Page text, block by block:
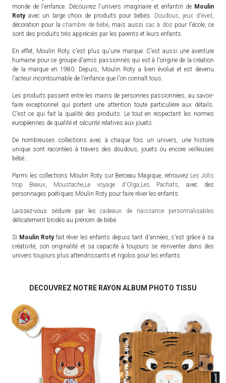
monde de l'enfance. Découvrez l'univers imaginaire et enfantin de Moulin
Rotyavec un large choix de produits pour bébés. Doudous jeux d'éveil
décoration pour lachambre de bébé, mais aussi sac à dos pour l'école, ce
sont des produits très appréciés par les parents et leurs enfants.
En effet, Moulin Roty, c'est plus qu'une marque. C'est aussi une aventure
humaine pour ce groupe d'amis passionnés qui est à l'origine de la création
de la marque en 1980. Depuis, Moulin Roty a bien évolué et est devenu
l'acteur incontournable de l'enfance que l'on connaît tous.
Les produits passent entre les mains de personnes passionnées, au savoir-
faire exceptionnel qui portent une attention toute particulière aux détails.
C'est ce qui fait la qualité des produits. Le tout en respectant les normes
européennes de qualité et sécurité relatives aux jouets.
De nombreuses collections avec à chaque fois un univers, une histoire
unique sont racontées à travers des doudous, jouets ou encore veilleuses
bébé...
Parmi les collections Moulin Roty sur Berceau Magique, retrouvez Les Jolis
trop Beaux
Moustache Le voyage d'Olga Les Pachats , avec des
personnages poétiques Moulin Roty pour faire rêver les enfants.
Laissez-vous séduire par lescadeaux de naissance personnalisables
délicatement brodés au prénom de bébé.
Si Moulin Rotyfait rêver les enfants depuis tant d'années, c'est grâce à sa
créativité, son originalité et sa capacité à toujours se réinventer dans des
univers toujours plus attendrissants et rigolos pour les enfants.
DECOUVREZ NOTRE RAYON ALBUM PHOTO TISSU